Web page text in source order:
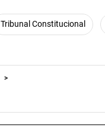
Tribunal Constitucional